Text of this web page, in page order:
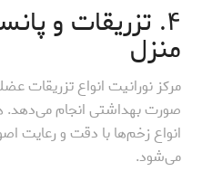
۴. تزریقات و
منزل
مرکز نورانیت انواع تزریقات
صورت بهداشتی انجام
انواع زخم‌ها با دقت و رعایت
می‌شود.